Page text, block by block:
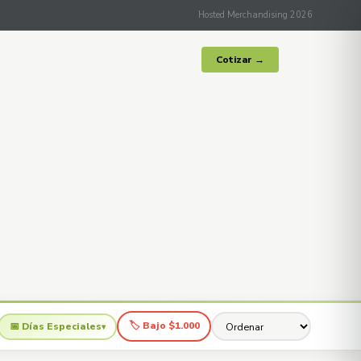
Hosted Merchandising 2026
Cotizar →
📅 Días Especiales▾ 🏷 Bajo $1.000